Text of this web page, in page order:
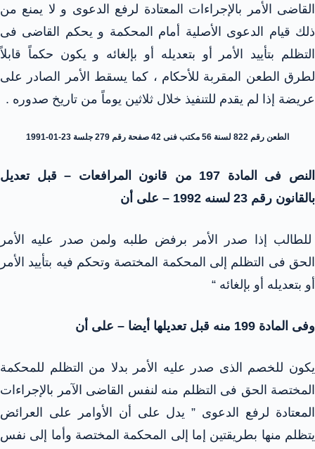
القاضى الأمر بالإجراءات المعتادة لرفع الدعوى و لا يمنع من
ذلك قيام الدعوى الأصلية أمام المحكمة و يحكم القاضى فى
التظلم بتأييد الأمر أو بتعديله أو بإلغائه و يكون حكماً قابلاً
لطرق الطعن المقربة للأحكام ، كما يسقط الأمر الصادر على
عريضة إذا لم يقدم للتنفيذ خلال ثلاثين يوماً من تاريخ صدوره .
الطعن رقم 822 لسنة 56 مكتب فنى 42 صفحة رقم 279 جلسة 23-01-1991
النص فى المادة 197 من قانون المرافعات – قبل تعديل
بالقانون رقم 23 لسنه 1992 – على أن
للطالب إذا صدر الأمر برفض طلبه ولمن صدر عليه الأمر
الحق فى التظلم إلى المحكمة المختصة وتحكم فيه بتأييد الأمر
أو بتعديله أو بإلغائه “
وفى المادة 199 منه قبل تعديلها أيضا – على أن
يكون للخصم الذى صدر عليه الأمر بدلا من التظلم للمحكمة
المختصة الحق فى التظلم منه لنفس القاضى الآمر بالإجراءات
المعتادة لرفع الدعوى ” يدل على أن الأوامر على العرائض
يتظلم منها بطريقتين إما إلى المحكمة المختصة وأما إلى نفس